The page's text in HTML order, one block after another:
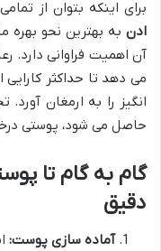
برای اینکه بتوان از تمامی
ادن به بهترین نحو بهره
آن اهمیت فراوانی دارد.
می دهد تا حداکثر
انگیز را به ارمغان
حاصل می شود، پوستی
گام به گام تا
دقیق
آماده سازی پوست: